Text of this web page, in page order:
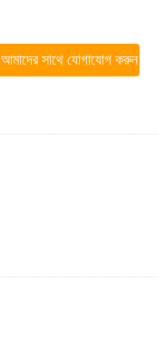
আমাদের সাথে যোগাযোগ করুন